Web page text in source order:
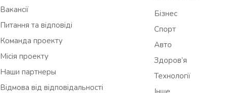
Вакансії
Питання та відповіді
Команда проекту
Місія проекту
Наши партнеры
Відмова від відповідальності
Бізнес
Спорт
Авто
Здоров’я
Технології